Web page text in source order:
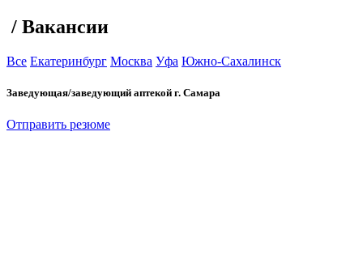
/ Вакансии
Все Екатеринбург Москва Уфа Южно-Сахалинск
Заведующая/заведующий аптекой г. Самара
Отправить резюме